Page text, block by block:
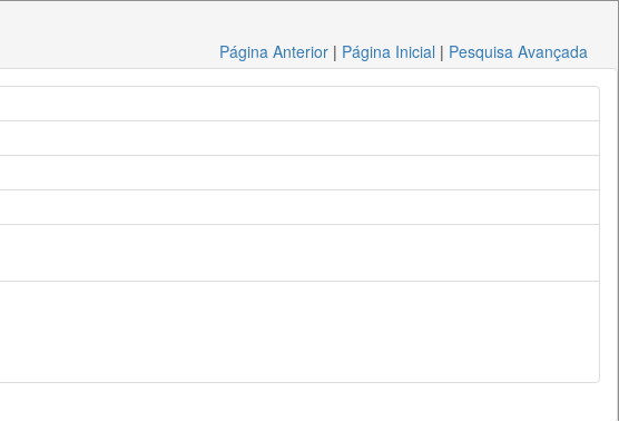
Página Anterior | Página Inicial | Pesquisa Avançada